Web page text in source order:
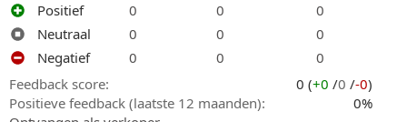
Positief
0 0
0
Neutraal
0 0
0
Negatief
0 0
0
Feedback score
0 (+0 /0 /-0)
Positieve feedback (laatste 12 maanden)
0%